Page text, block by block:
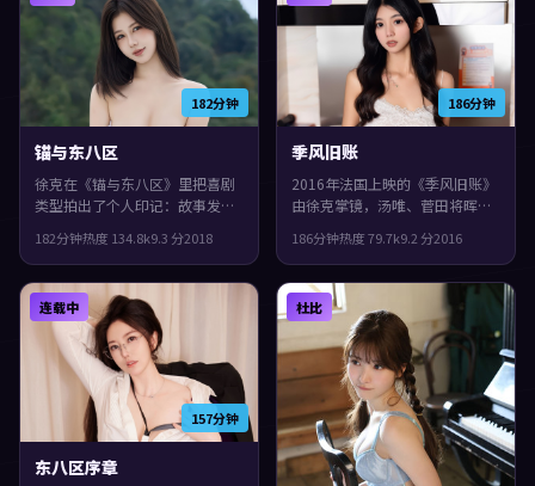
182分钟
锚与东八区
徐克在《锚与东八区》里把喜剧
类型拍出了个人印记：故事发生
演包括文淇、菅田将晖、小松菜
奈。影片在类型框架里仍保留了
作者表达，叙事在回忆与现实之
间交错推进。
182分钟热度 134.8k9.3 分2018
186分钟
季风旧账
2016年法国上映的《季风旧账》
由徐克掌镜，汤唯、菅田将晖、
作，人物在道德与生存之间反复
拉扯，观感紧凑，值得推荐。
186分钟热度79.7k9.2 分2016
157分钟
连载中
东八区序章
杜比